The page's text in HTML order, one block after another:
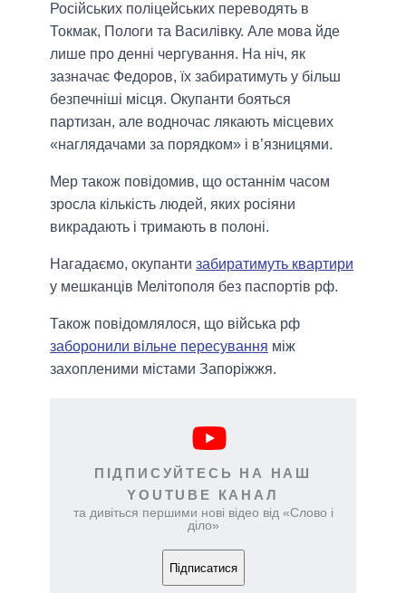
Російських поліцейських переводять в
Токмак, Пологи та Василівку. Але мова йде
лише про денні чергування. На ніч, як
зазначає Федоров, їх забиратимуть у більш
безпечніші місця. Окупанти бояться
партизан, але водночас лякають місцевих
«наглядачами за порядком» і в’язницями.
Мер також повідомив, що останнім часом
зросла кількість людей, яких росіяни
викрадають і тримають в полоні.
Нагадаємо, окупанти забиратимуть квартири
у мешканців Мелітополя без паспортів рф.
Також повідомлялося, що війська рф
заборонили вільне пересування між
захопленими містами Запоріжжя.
ПІДПИСУЙТЕСЬ НА НАШ
YOUTUBE КАНАЛ
та дивіться першими нові відео від «Слово і
діло»
Підписатися